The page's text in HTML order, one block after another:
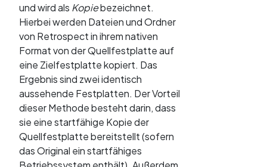
und wird als Kopiebezeichnet.
Hierbei werden Dateien und Ordner
von Retrospect in ihrem nativen
Format von der Quellfestplatte auf
eine Zielfestplatte kopiert. Das
Ergebnis sind zwei identisch
aussehende Festplatten. Der Vorteil
dieser Methode besteht darin, dass
sie eine startfähige Kopie der
Quellfestplatte bereitstellt (sofern
das Original ein startfähiges